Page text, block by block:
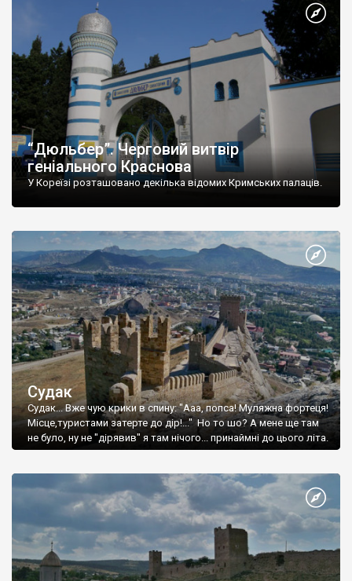
“Дюльбер”. Черговий витвір
геніального Краснова
У Кореїзі розташовано декілька відомих Кримських палаців.
Судак
Судак... Вже чую крики в спину: "Ааа, попса! Муляжна фортеця!
Місце,туристами затерте до дір!..." Но то шо? А мене ще там
не було, ну не "дірявив" я там нічого... принаймні до цього літа.